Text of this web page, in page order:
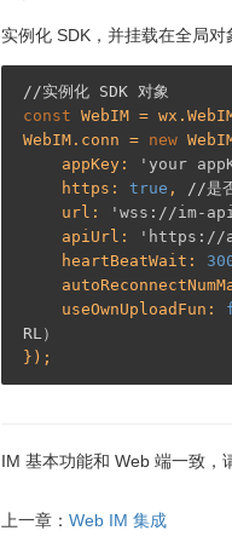
实例化 SDK，并挂载在全局对
//实例化 SDK 对象
const WebIM =
WebIM.conn = new
    appKey:
'your
    https:
true , //是
    url:
'wss://im-
    apiUrl:
'https://
    heartBeatWait:
    useOwnUploadFun:
RL）
IM 基本功能和 Web 端一致，
上一章：Web IM 集成